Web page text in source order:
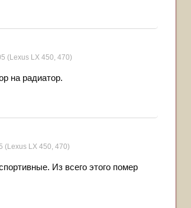
(Lexus LX 450, 470)
на радиатор.
(Lexus LX 450, 470)
Из всего этого помер